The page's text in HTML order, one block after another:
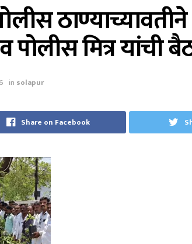
पोलीस मित्र यांची
in solapur
Share on Facebook